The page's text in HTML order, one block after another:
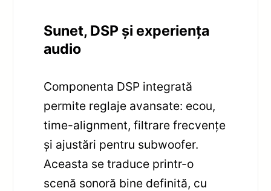
Sunet, DSP și experiența
audio
Componenta DSP integrată
permite reglaje avansate: ecou,
time-alignment, filtrare frecvențe
și ajustări pentru subwoofer.
Aceasta se traduce printr-o
scenă sonoră bine definită, cu